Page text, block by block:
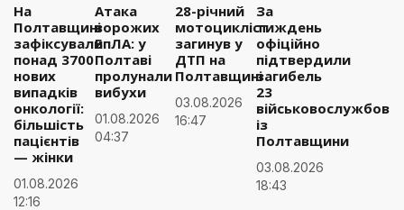
На
Полтавщині
зафіксували
понад 3700
нових
випадків
онкології:
більшість
пацієнтів
— жінки
01.08.2026
12:16
Атака
ворожих
БпЛА: у
Полтаві
пролунали
вибухи
01.08.2026
04:37
28-річний
мотоцикліст
загинув у
ДТП на
Полтавщині
03.08.2026
16:47
За
тиждень
офіційно
підтвердили
загибель
23
із
Полтавщини
03.08.2026
18:43